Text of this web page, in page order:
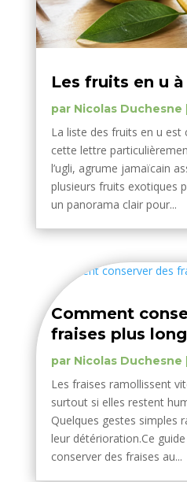
Les fruits en u
par Nicolas Duchesne
La liste des fruits en u est
cette lettre
l’ugli, agrume jamaïcain
plusieurs fruits exotiques
un panorama clair pour...
Comment
fraises plus
par Nicolas Duchesne
Les fraises ramollissent
surtout si elles restent
Quelques gestes simples
leur détérioration.Ce
conserver des fraises au...